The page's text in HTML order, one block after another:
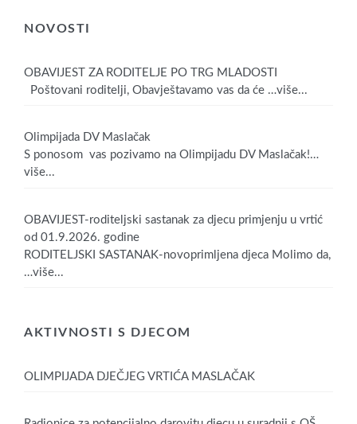
NOVOSTI
OBAVIJEST ZA RODITELJE PO TRG MLADOSTI
Poštovani roditelji, Obavještavamo vas da će …više...
Olimpijada DV Maslačak
S ponosom vas pozivamo na Olimpijadu DV Maslačak!…
više...
OBAVIJEST-roditeljski sastanak za djecu primjenju u vrtić
od 01.9.2026. godine
RODITELJSKI SASTANAK-novoprimljena djeca Molimo da,
…više...
AKTIVNOSTI S DJECOM
OLIMPIJADA DJEČJEG VRTIĆA MASLAČAK